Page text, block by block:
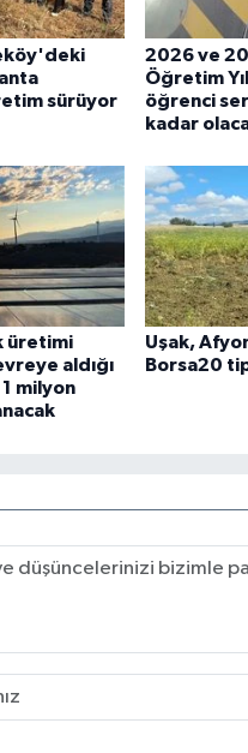
sürüyor
2026 ve
Öğretim
öğrenci
kadar
üretimi
aldığı
milyon
Uşak,
Borsa20